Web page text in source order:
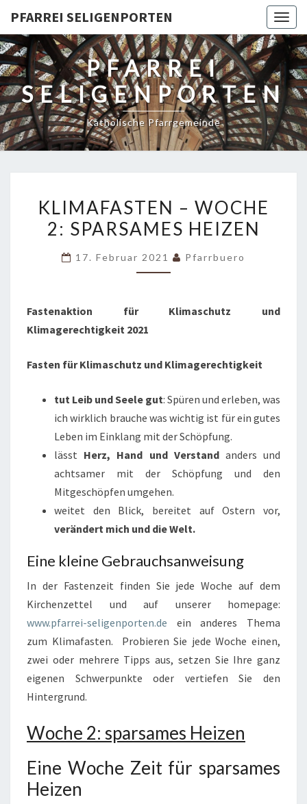
PFARREI SELIGENPORTEN
PFARREI
SELIGENPORTEN
Katholische Pfarrgemeinde
–
WOCHE
SPARSAMES
KLIMAFASTEN – WOCHE
2: SPARSAMES HEIZEN
17. Februar 2021 Pfarrbuero
Fastenaktion für Klimaschutz und
Klimagerechtigkeit 2021
Fasten für Klimaschutz und Klimagerechtigkeit
tut Leib und Seele gut: Spüren und erleben, was
ich wirklich brauche was wichtig ist für ein gutes
Leben im Einklang mit der Schöpfung.
lässt Herz, Hand und Verstand anders und
achtsamer mit der Schöpfung und den
Mitgeschöpfen umgehen.
weitet den Blick, bereitet auf Ostern vor,
verändert mich und die Welt.
Eine kleine Gebrauchsanweisung
In der Fastenzeit finden Sie jede Woche auf dem
Kirchenzettel und auf unserer homepage:
www.pfarrei-seligenporten.de ein anderes Thema
zum Klimafasten. Probieren Sie jede Woche einen,
zwei oder mehrere Tipps aus, setzen Sie Ihre ganz
eigenen Schwerpunkte oder vertiefen Sie den
Hintergrund.
Woche 2: sparsames Heizen
Eine Woche Zeit für sparsames
Heizen